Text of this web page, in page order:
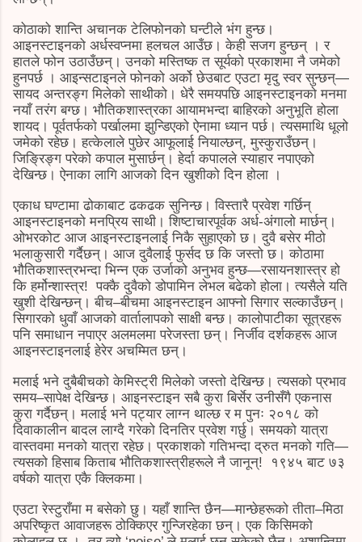
कोठाको शान्ति अचानक टेलिफोनको घन्टीले भंग हुन्छ।
आइनस्टाइनको अर्धस्वप्नमा हलचल आउँछ। केही सजग हुन्छन् । र
हातले फोन उठाउँछन्। उनको मस्तिष्क त सूर्यको प्रकाशमा नै जमेको
हुनपर्छ । आइन्सटाइनले फोनको अर्को छेउबाट एउटा मृदु स्वर सुन्छन्—
सायद अन्तरङ्ग मिलेको साथीको। धेरै समयपछि आइनस्टाइनको मनमा
नयाँ तरंग बग्छ। भौतिकशास्त्रका आयामभन्दा बाहिरको अनुभूति होला
शायद। पूर्वतर्फको पर्खालमा झुन्डिएको ऐनामा ध्यान पर्छ। त्यसमाथि धूलो
जमेको रहेछ। हत्केलाले पुछेर आफूलाई नियाल्छन्, मुस्कुराउँछन्।
जिङ्रिङ्ग परेको कपाल मुसार्छन्। हेर्दा कपालले स्याहार नपाएको
देखिन्छ। ऐनाका लागि आजको दिन खुशीको दिन होला ।
एकाध घण्टामा ढोकाबाट ढकढक सुनिन्छ। विस्तारै प्रवेश गर्छिन्
आइनस्टाइनको मनप्रिय साथी। शिष्टाचारपूर्वक अर्ध-अंगालो मार्छन्।
ओभरकोट आज आइनस्टाइनलाई निकै सुहाएको छ। दुवै बसेर मीठो
भलाकुसारी गर्दैछन्। आज दुवैलाई फुर्सद छ कि जस्तो छ। कोठामा
भौतिकशास्त्रभन्दा भिन्न एक उर्जाको अनुभव हुन्छ—रसायनशास्त्र हो
कि हर्मोन्शास्त्र! पक्कै दुवैको डोपामिन लेभल बढेको होला। त्यसैले यति
खुशी देखिन्छन्। बीच–बीचमा आइनस्टाइन आफ्नो सिगार सल्काउँछन्।
सिगारको धुवाँ आजको वार्तालापको साक्षी बन्छ। कालोपाटीका सूत्रहरू
पनि समाधान नपाएर अलमलमा परेजस्ता छन्। निर्जीव दर्शकहरू आज
आइनस्टाइनलाई हेरेर अचम्मित छन्।
मलाई भने दुबैबीचको केमिस्ट्री मिलेको जस्तो देखिन्छ। त्यसको प्रभाव
समय–सापेक्ष देखिन्छ। आइनस्टाइन सबै कुरा बिर्सेर उनीसँगै एकनास
कुरा गर्दैछन्। मलाई भने पट्यार लाग्न थाल्छ र म पुनः २०१८ को
दिवाकालीन बादल लाग्दै गरेको दिनतिर प्रवेश गर्छु। समयको यात्रा
वास्तवमा मनको यात्रा रहेछ। प्रकाशको गतिभन्दा द्रुत मनको गति—
त्यसको हिसाब किताब भौतिकशास्त्रीहरूले नै जानून्! १९४५ बाट ७३
वर्षको यात्रा एकै क्लिकमा।
एउटा रेस्टुराँमा म बसेको छु। यहाँ शान्ति छैन—मान्छेहरूको तीता–मिठा
अपरिष्कृत आवाजहरू ठोक्किएर गुन्जिरहेका छन्। एक किसिमको